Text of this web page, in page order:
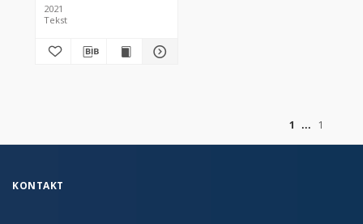
2021
Tekst
1
1
KONTAKT